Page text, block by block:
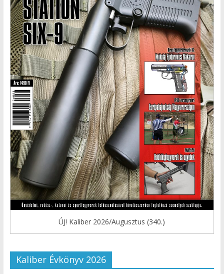
ÚJ! Kaliber 2026/Augusztus (340.)
Kaliber Évkönyv 2026